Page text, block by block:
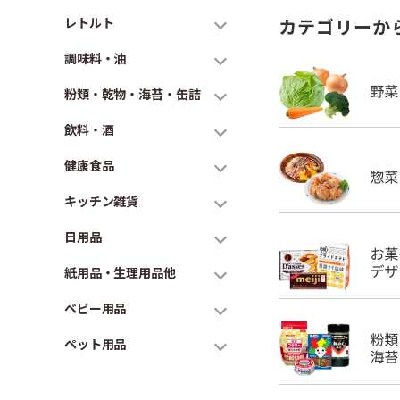
レトルト
調味料・油
粉類・乾物・海苔・缶詰
飲料・酒
健康食品
キッチン雑貨
日用品
紙用品・生理用品他
ベビー用品
ペット用品
カテゴリーか